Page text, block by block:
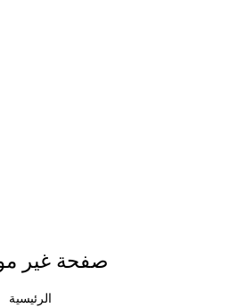
صفحة غير
الرئيسية